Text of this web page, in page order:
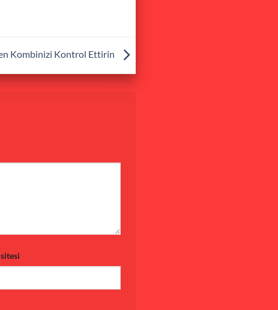
Kombinizi Kontrol Ettirin